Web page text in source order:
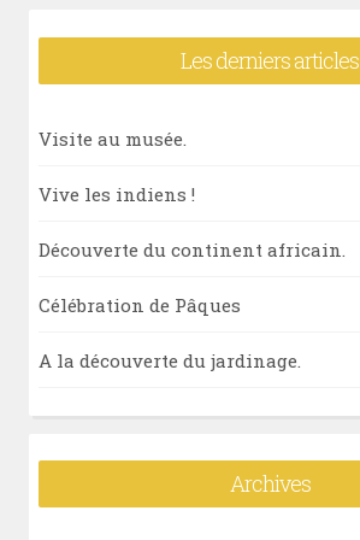
Les derniers articles
Visite au musée.
Vive les indiens !
Découverte du continent africain.
Célébration de Pâques
A la découverte du jardinage.
Archives